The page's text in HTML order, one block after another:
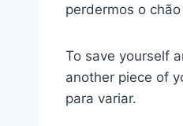
perdermos o
To save yourself
another piece of
para variar.